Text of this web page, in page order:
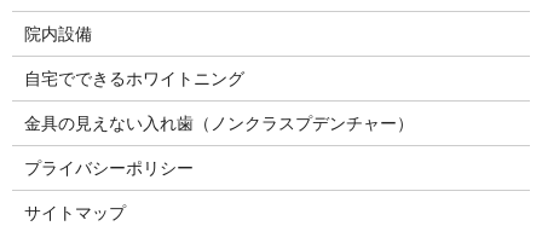
院内設備
自宅でできるホワイトニング
金具の見えない入れ歯（ノンクラスプデンチャー）
プライバシーポリシー
サイトマップ